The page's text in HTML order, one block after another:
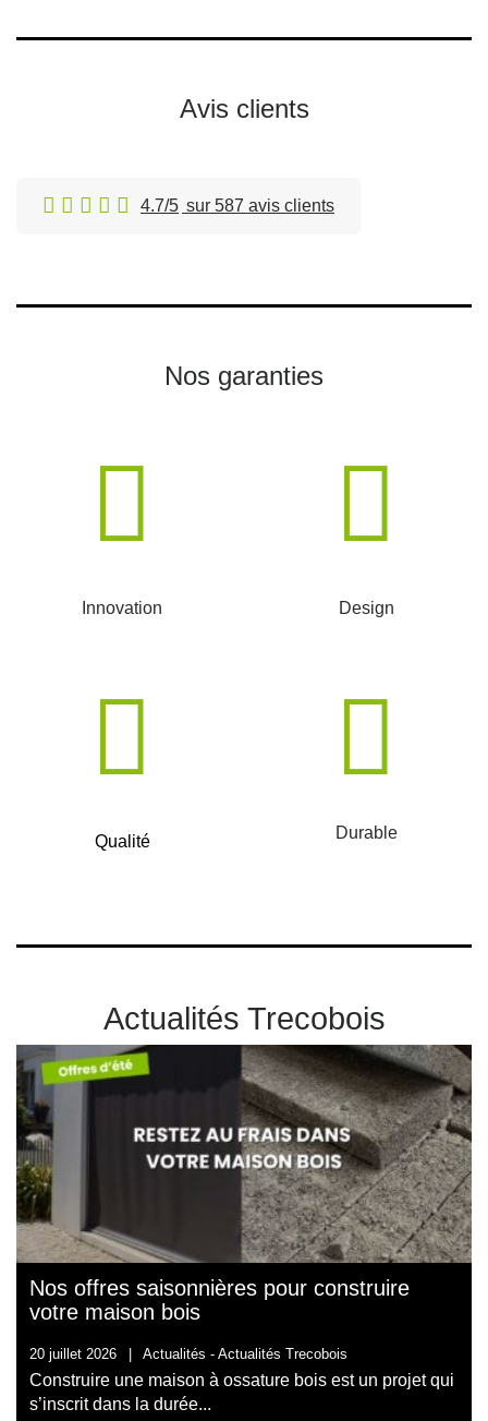
Avis clients
4.7/5 sur 587 avis clients
Nos garanties
Innovation Design
Qualité Durable
Actualités Trecobois
Nos offres saisonnières pour construire
votre maison bois
20 juillet 2026 | Actualités - Actualités Trecobois
Construire une maison à ossature bois est un projet qui
s’inscrit dans la durée...